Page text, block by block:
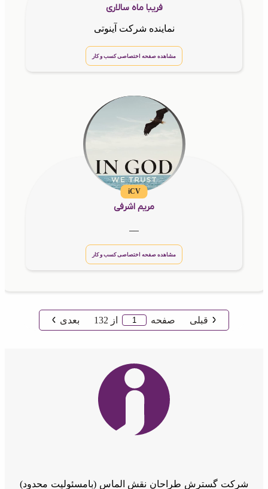
فریبا ماه سالاری
نماینده شرکت آینوتی
مشاهده صفحه اختصاصی کسب و کار
iCV
مریم اشرفی
مشاهده صفحه اختصاصی کسب و کار
قبلی صفحه از 132 بعدی
شرکت گسترش طراحان نقش الماس (بامسئوليت محدود)